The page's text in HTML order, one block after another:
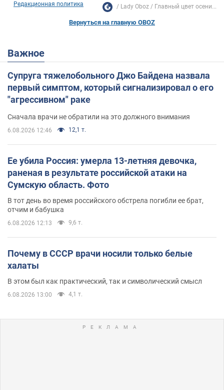
Редакционная политика Lady Oboz Главный цвет осени...
Вернуться на главную OBOZ
Важное
Супруга тяжелобольного Джо Байдена назвала
первый симптом, который сигнализировал о его
"агрессивном" раке
Сначала врачи не обратили на это должного внимания
6.08.2026 12:46 12,1 т.
Ее убила Россия: умерла 13-летняя девочка,
раненая в результате российской атаки на
Сумскую область. Фото
В тот день во время российского обстрела погибли ее брат,
отчим и бабушка
6.08.2026 12:13 9,6 т.
Почему в СССР врачи носили только белые
халаты
В этом был как практический, так и символический смысл
6.08.2026 13:00 4,1 т.